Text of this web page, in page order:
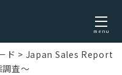
menu
ド
Japan Sales Report
査〜